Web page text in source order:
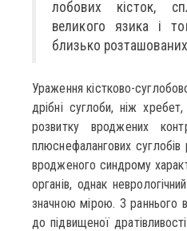
лобових кісток,
великого язика і
близько
Ураження кістково-
дрібні суглоби, ніж
розвитку вроджених
плюснефалангових
вродженого синдрому
органів, однак
значною мірою. З раннього
до підвищеної